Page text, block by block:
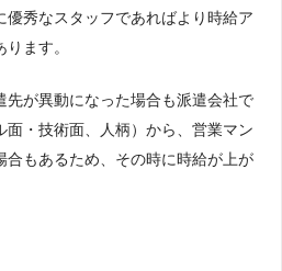
秀なスタッフであればより時給ア
ます。
先が異動になった場合も派遣会社で
・技術面、人柄）から、営業マン
合もあるため、その時に時給が上が